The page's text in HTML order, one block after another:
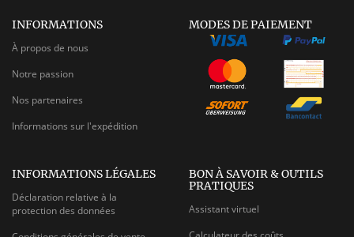
INFORMATIONS
À propos de nous
Notre passion
Nos partenaires
Informations sur l'expédition
MODES DE PAIEMENT
INFORMATIONS LÉGALES
Déclaration relative à la
protection des données
BON À SAVOIR & OUTILS
PRATIQUES
Assistant virtuel